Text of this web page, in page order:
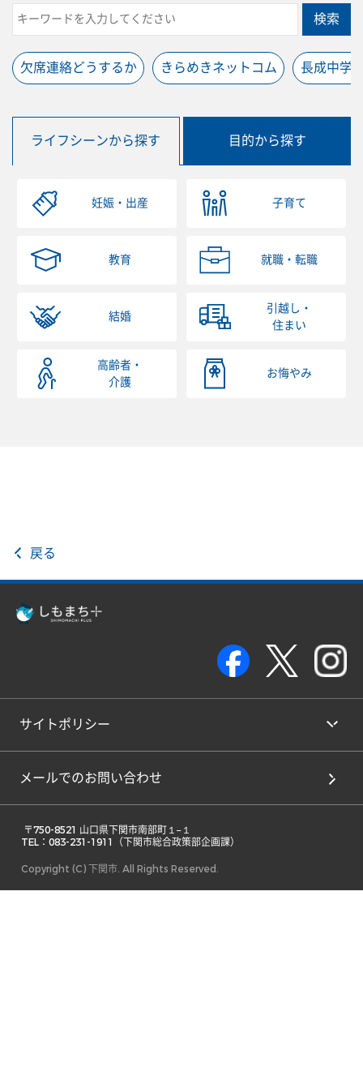
検索
欠席連絡どうするか きらめきネットコム 長成中学
ライフシーンから探す 目的から探す
妊娠・出産 子育て
教育 就職・転職
結婚
引越し・
住まい
高齢者・
介護
お悔やみ
戻る
サイトポリシー
メールでのお問い合わせ
TEL：083-231-1911（下関市総合政策部企画課）
Copyright (C) 下関市. All Rights Reserved.